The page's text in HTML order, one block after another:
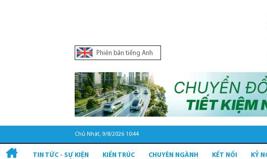
Phiên bản tiếng Anh
Chủ Nhật, 9/8/2026 10:44
TIN TỨC - SỰ KIỆN KIẾN TRÚC CHUYÊN NGÀNH KẾT NỐI KỶ